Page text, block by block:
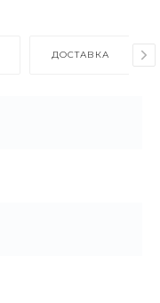
ДОСТАВКА